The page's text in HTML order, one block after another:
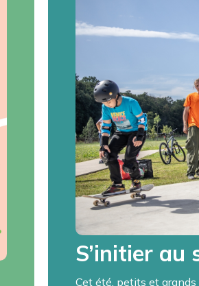
S’initier au
Cet été, petits et